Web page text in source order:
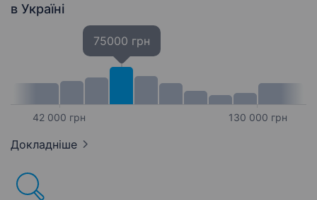
в Україні
42 000 грн
75000 грн
130 000 грн
Докладніше